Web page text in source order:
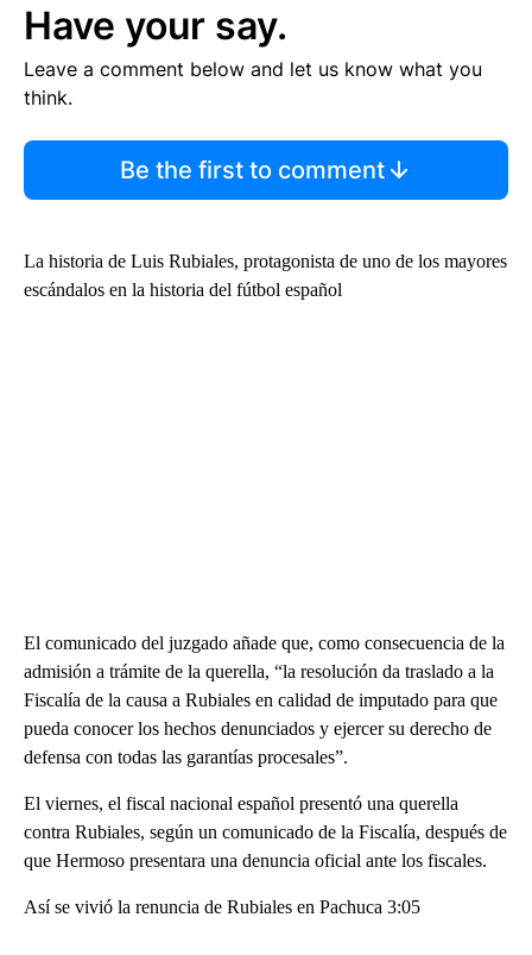
Have your say.
Leave a comment below and let us know what you
think.
Be the first to comment
La historia de Luis Rubiales, protagonista de uno de los mayores
escándalos en la historia del fútbol español
El comunicado del juzgado añade que, como consecuencia de la
admisión a trámite de la querella, “la resolución da traslado a la
Fiscalía de la causa a Rubiales en calidad de imputado para que
pueda conocer los hechos denunciados y ejercer su derecho de
defensa con todas las garantías procesales”.
El viernes, el fiscal nacional español presentó una querella
contra Rubiales, según un comunicado de la Fiscalía, después de
que Hermoso presentara una denuncia oficial ante los fiscales.
Así se vivió la renuncia de Rubiales en Pachuca 3:05